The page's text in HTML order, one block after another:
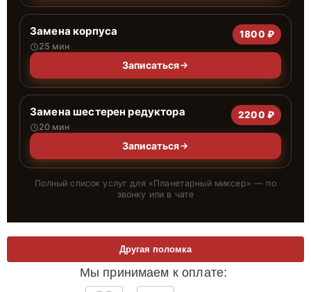
Замена корпуса
25 мин
1800 ₽
Записаться
Замена шестерен редуктора
20 мин
2200 ₽
Записаться
Полный список услуг для «Планетарный миксер» — по
звонку или в чате
Мы принимаем к оплате:
Другая поломка